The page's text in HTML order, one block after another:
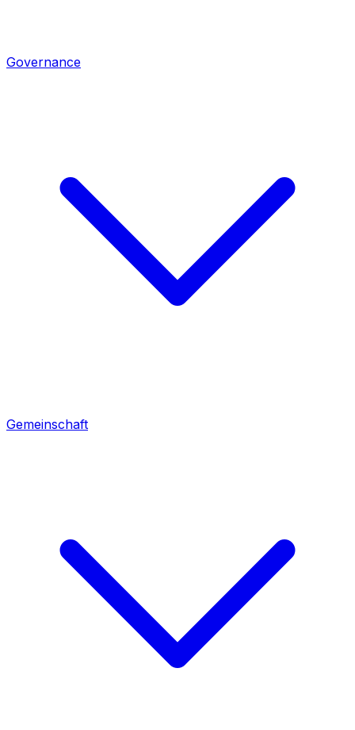
Governance
Gemeinschaft